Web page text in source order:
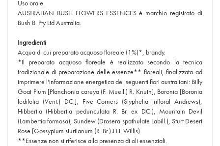
Uso orale.
AUSTRALIAN BUSH FLOWERS ESSENCES è marchio registrato di
Bush B. Pty Ltd Australia.
Ingredienti
Acqua di cui preparato acquoso floreale (1%)*, brandy.
*Il preparato acquoso floreale è realizzato secondo la tecnica
tradizionale di preparazione delle essenze** floreali, finalizzata ad
imprimere l'informazione energetica dei seguenti fiori australiani: Billy
Goat Plum [Planchonia careya (F. Muell.) R. Knuth], Boronia [Boronia
ledifolia (Vent.) DC.], Five Corners (Styphelia trifloral Andrews),
Hibbertia (Hibbertia pedunculata R. Br. ex DC.), Mountain Devil
(Lambertia formosa), Sundew (Drosera spathulate Labill.), Sturt Desert
Rose [Gossypium sturtianum (R. Br.) J.H. Willis).
**Essenze non si riferisce alla presenza di oli essenziali.